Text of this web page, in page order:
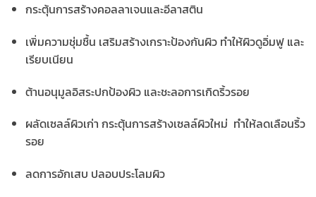
กระตุ้นการสร้างคอลลาเจนและอีลาสติน
เพิ่มความชุ่มชื้น เสริมสร้างเกราะป้องกันผิว ทำให้ผิวดูอิ่มฟู และ
เรียบเนียน
ต้านอนุมูลอิสระปกป้องผิว และชะลอการเกิดริ้วรอย
ผลัดเซลล์ผิวเก่า กระตุ้นการสร้างเซลล์ผิวใหม่ ทำให้ลดเลือนริ้ว
รอย
ลดการอักเสบ ปลอบประโลมผิว